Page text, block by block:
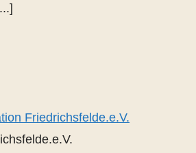
Friedrichsfelde.e.V.